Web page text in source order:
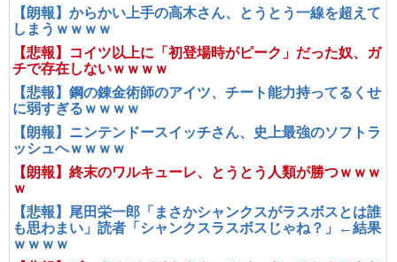
【朗報】からかい上手の高木さん、とうとう一線を超えて
しまうｗｗｗｗ
【悲報】コイツ以上に「初登場時がピーク」だった奴、ガ
チで存在しないｗｗｗｗ
【悲報】鋼の錬金術師のアイツ、チート能力持ってるくせ
に弱すぎるｗｗｗｗ
【朗報】ニンテンドースイッチさん、史上最強のソフトラ
ッシュへｗｗｗｗ
【朗報】終末のワルキューレ、とうとう人類が勝つｗｗｗ
ｗ
【悲報】尾田栄一郎「まさかシャンクスがラスボスとは誰
も思わまい」読者「シャンクスラスボスじゃね？」←結果
ｗｗｗｗ